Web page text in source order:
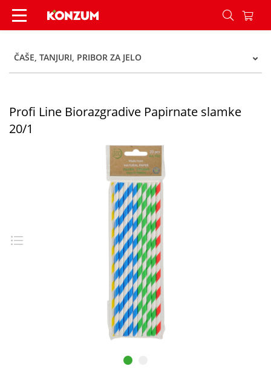
Profi Line Biorazgradive Papirnate slamke 20/1 -
ČAŠE, TANJURI, PRIBOR ZA JELO
Profi Line Biorazgradive Papirnate slamke
20/1